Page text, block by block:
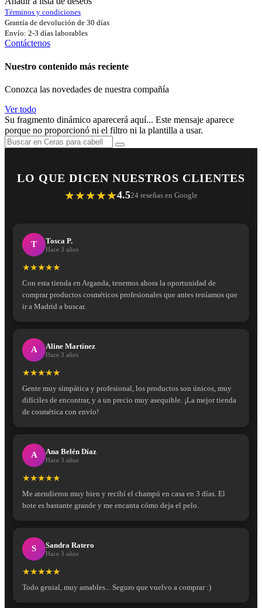
Términos y condiciones
Grantía de devolución de 30 días
Envío: 2-3 días laborables
Contáctenos
Nuestro contenido más reciente
Conozca las novedades de nuestra compañía
Ver todo
Su fragmento dinámico aparecerá aquí... Este mensaje aparece
porque no proporcionó ni el filtro ni la plantilla a usar.
LO QUE DICEN NUESTROS CLIENTES
★★★★★4.524 reseñas en Google
T Tosca P.
Hace 3 años
★★★★★
Con esta tienda en Arganda, tenemos ahora la oportunidad de
comprar productos cosméticos profesionales que antes teníamos que
ir a Madrid a buscar.
A Aline Martínez
Hace 3 años
★★★★★
Gente muy simpática y profesional, los productos son únicos, muy
difíciles de encontrar, y a un precio muy asequible. ¡La mejor tienda
de cosmética con envío!
A Ana Belén Díaz
Hace 3 años
★★★★★
Me atendieron muy bien y recibí el champú en casa en 3 días. El
bote es bastante grande y me encanta cómo deja el pelo.
S Sandra Ratero
Hace 3 años
★★★★★
Todo genial, muy amables... Seguro que vuelvo a comprar :)